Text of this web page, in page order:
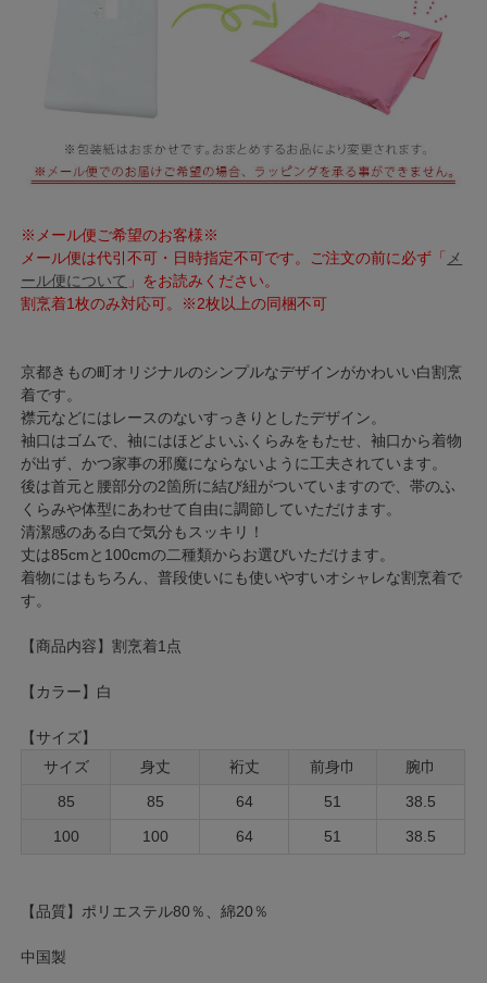
※メール便ご希望のお客様※
メール便は代引不可・日時指定不可です。ご注文の前に必ず「 メ
ール便について 」をお読みください。
割烹着1枚のみ対応可。※2枚以上の同梱不可
京都きもの町オリジナルのシンプルなデザインがかわいい白割烹
着です。
襟元などにはレースのないすっきりとしたデザイン。
袖口はゴムで、袖にはほどよいふくらみをもたせ、袖口から着物
が出ず、かつ家事の邪魔にならないように工夫されています。
後は首元と腰部分の2箇所に結び紐がついていますので、帯のふ
くらみや体型にあわせて自由に調節していただけます。
清潔感のある白で気分もスッキリ！
丈は85cmと100cmの二種類からお選びいただけます。
着物にはもちろん、普段使いにも使いやすいオシャレな割烹着で
す。
【商品内容】割烹着1点
【カラー】白
【サイズ】
サイズ
身丈 裄丈 前身巾
腕巾
85
85 64 51
38.5
100
100 64 51 38.5
【品質】ポリエステル80％、綿20％
中国製